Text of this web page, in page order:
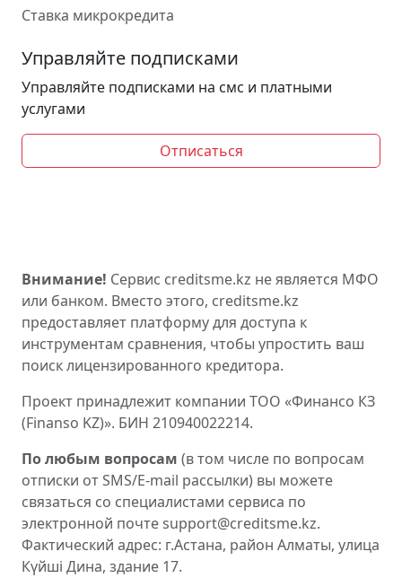
Ставка микрокредита
Управляйте подписками
Управляйте подписками на смс и платными
услугами
Отписаться
Внимание! Сервис creditsme.kz не является МФО
или банком. Вместо этого, creditsme.kz
предоставляет платформу для доступа к
инструментам сравнения, чтобы упростить ваш
поиск лицензированного кредитора.
Проект принадлежит компании ТОО «Финансо КЗ
(Finanso KZ)». БИН 210940022214.
По любым вопросам (в том числе по вопросам
отписки от SMS/E-mail рассылки) вы можете
связаться со специалистами сервиса по
электронной почте support@creditsme.kz.
Фактический адрес: г.Астана, район Алматы, улица
Күйші Дина, здание 17.